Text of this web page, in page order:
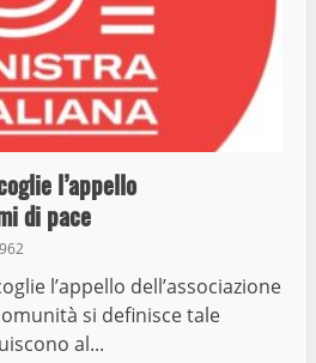
l’appello
di pace
l’appello dell’associazione
si definisce tale
al...